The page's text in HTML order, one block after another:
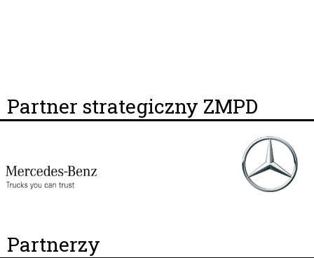
Partner strategiczny ZMPD
Partnerzy